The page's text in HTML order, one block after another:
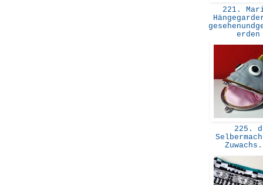
221.
225.